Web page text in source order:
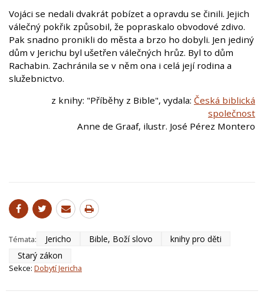
Vojáci se nedali dvakrát pobízet a opravdu se činili. Jejich
válečný pokřik způsobil, že popraskalo obvodové zdivo.
Pak snadno pronikli do města a brzo ho dobyli. Jen jediný
dům v Jerichu byl ušetřen válečných hrůz. Byl to dům
Rachabin. Zachránila se v něm ona i celá její rodina a
služebnictvo.
z knihy: "Příběhy z Bible", vydala: Česká biblická
společnost
Anne de Graaf, ilustr. José Pérez Montero
Témata: Jericho Bible, Boží slovo
knihy pro děti
Starý zákon
Sekce: Dobytí Jericha